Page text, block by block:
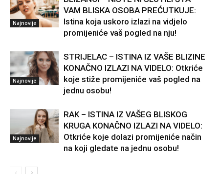
Najnovije
VAM BLISKA OSOBA PREĆUTKUJE:
Istina koja uskoro izlazi na vidjelo
promijeniće vaš pogled na nju!
Najnovije
STRIJELAC – ISTINA IZ VAŠE BLIZINE
KONAČNO IZLAZI NA VIDELO: Otkriće
koje stiže promijeniće vaš pogled na
jednu osobu!
Najnovije
RAK – ISTINA IZ VAŠEG BLISKOG
KRUGA KONAČNO IZLAZI NA VIDELO:
Otkriće koje dolazi promijeniće način
na koji gledate na jednu osobu!